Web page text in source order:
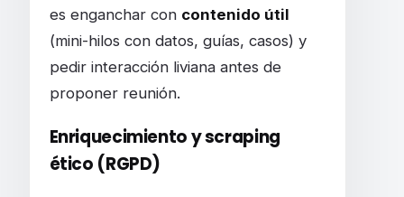
es enganchar con contenido útil
(mini-hilos con datos, guías, casos) y
pedir interacción liviana antes de
proponer reunión.
Enriquecimiento y scraping
ético (RGPD)